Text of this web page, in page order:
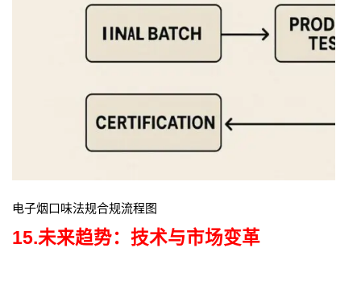
电子烟口味法规合规流程图
15.未来趋势：技术与市场变革